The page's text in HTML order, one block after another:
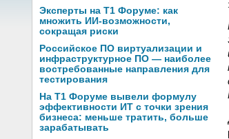
Эксперты на Т1 Форуме: как
множить ИИ-возможности,
сокращая риски
Российское ПО виртуализации и
инфраструктурное ПО — наиболее
востребованные направления для
тестирования
На Т1 Форуме вывели формулу
эффективности ИТ с точки зрения
бизнеса: меньше тратить, больше
зарабатывать